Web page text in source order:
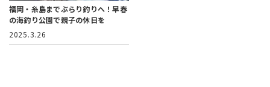
福岡・糸島までぶらり釣りへ！早春
の海釣り公園で親子の休日を
2025.3.26